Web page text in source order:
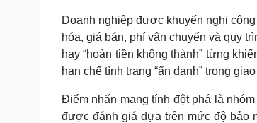
Doanh nghiệp được khuyến nghị
hóa, giá bán, phí vận chuyển và quy
hay “hoàn tiền không thành” từng
hạn chế tình trạng “ẩn danh” trong
Điểm nhấn mang tính đột phá là
được đánh giá dựa trên mức độ bảo